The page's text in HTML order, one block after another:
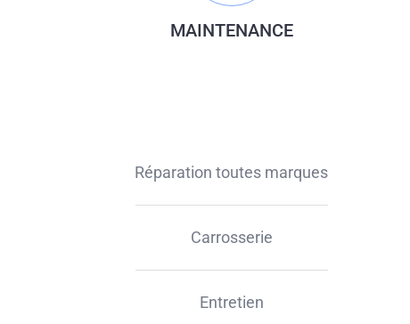
MAINTENANCE
Réparation toutes marques
Carrosserie
Entretien